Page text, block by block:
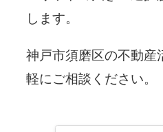
します。
神戸市須磨区の不動産
軽にご相談ください。